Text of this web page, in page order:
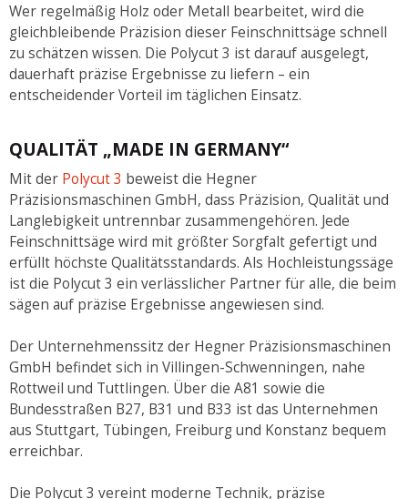
Wer regelmäßig Holz oder Metall bearbeitet, wird die
gleichbleibende Präzision dieser Feinschnittsäge schnell
zu schätzen wissen. Die Polycut 3 ist darauf ausgelegt,
dauerhaft präzise Ergebnisse zu liefern – ein
entscheidender Vorteil im täglichen Einsatz.
QUALITÄT „MADE IN GERMANY“
Mit der Polycut 3 beweist die Hegner
Präzisionsmaschinen GmbH, dass Präzision, Qualität und
Langlebigkeit untrennbar zusammengehören. Jede
Feinschnittsäge wird mit größter Sorgfalt gefertigt und
erfüllt höchste Qualitätsstandards. Als Hochleistungssäge
ist die Polycut 3 ein verlässlicher Partner für alle, die beim
sägen auf präzise Ergebnisse angewiesen sind.
Der Unternehmenssitz der Hegner Präzisionsmaschinen
GmbH befindet sich in Villingen-Schwenningen, nahe
Rottweil und Tuttlingen. Über die A81 sowie die
Bundesstraßen B27, B31 und B33 ist das Unternehmen
aus Stuttgart, Tübingen, Freiburg und Konstanz bequem
erreichbar.
Die Polycut 3 vereint moderne Technik, präzise